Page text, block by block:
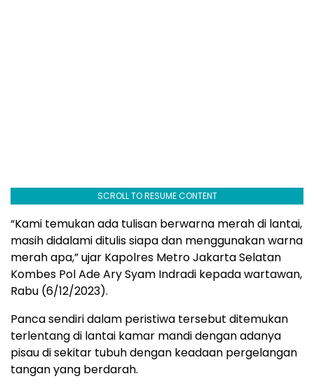
SCROLL TO RESUME CONTENT
“Kami temukan ada tulisan berwarna merah di lantai,
masih didalami ditulis siapa dan menggunakan warna
merah apa,” ujar Kapolres Metro Jakarta Selatan
Kombes Pol Ade Ary Syam Indradi kepada wartawan,
Rabu (6/12/2023).
Panca sendiri dalam peristiwa tersebut ditemukan
terlentang di lantai kamar mandi dengan adanya
pisau di sekitar tubuh dengan keadaan pergelangan
tangan yang berdarah.